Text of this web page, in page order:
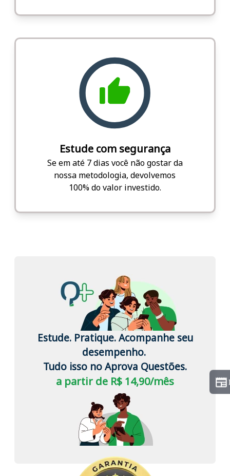
Estude com segurança
Se em até 7 dias você não gostar da
nossa metodologia, devolvemos
100% do valor investido.
Estude. Pratique. Acompanhe seu
desempenho.
Tudo isso no Aprova Questões.
a partir de R$ 14,90/mês